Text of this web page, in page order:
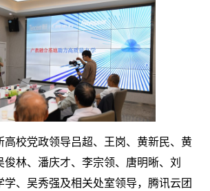
高校党政领导吕超、王岗、黄新民、黄
俊林、潘庆才、李宗领、唐明晰、刘
学、吴秀强及相关处室领导，腾讯云团